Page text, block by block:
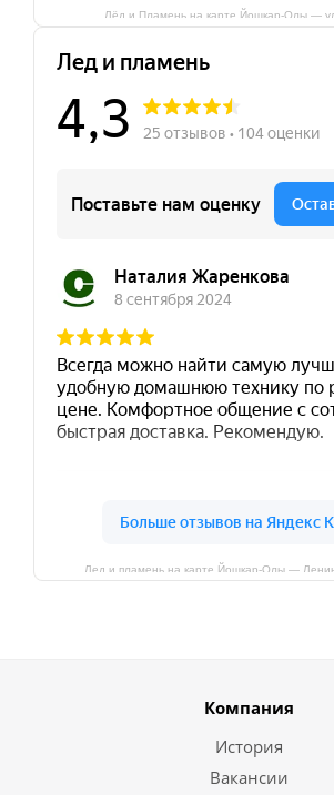
Лёд и Пламень на карте Йошкар‑Олы —
Лед и пламень на карте Йошкар‑Олы —
Компания
История
Вакансии